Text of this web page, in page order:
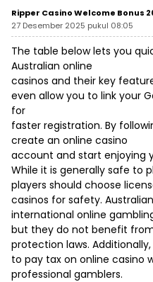
Ripper Casino Welcome Bonus
27 Desember 2025 pukul 08:05
The table below lets you
Australian online
casinos and their key
even allow you to link your
for
faster registration. By
create an online casino
account and start enjoying
While it is generally safe to
players should choose
casinos for safety.
international online
but they do not benefit
protection laws.
to pay tax on online casino
professional gamblers.